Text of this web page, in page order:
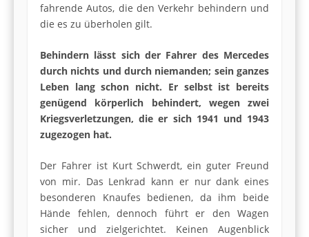
fahrende Autos, die den Verkehr behindern und
die es zu überholen gilt.
Behindern lässt sich der Fahrer des Mercedes
durch nichts und durch niemanden; sein ganzes
Leben lang schon nicht. Er selbst ist bereits
genügend körperlich behindert, wegen zwei
Kriegsverletzungen, die er sich 1941 und 1943
zugezogen hat.
Der Fahrer ist Kurt Schwerdt, ein guter Freund
von mir. Das Lenkrad kann er nur dank eines
besonderen Knaufes bedienen, da ihm beide
Hände fehlen, dennoch führt er den Wagen
sicher und zielgerichtet. Keinen Augenblick